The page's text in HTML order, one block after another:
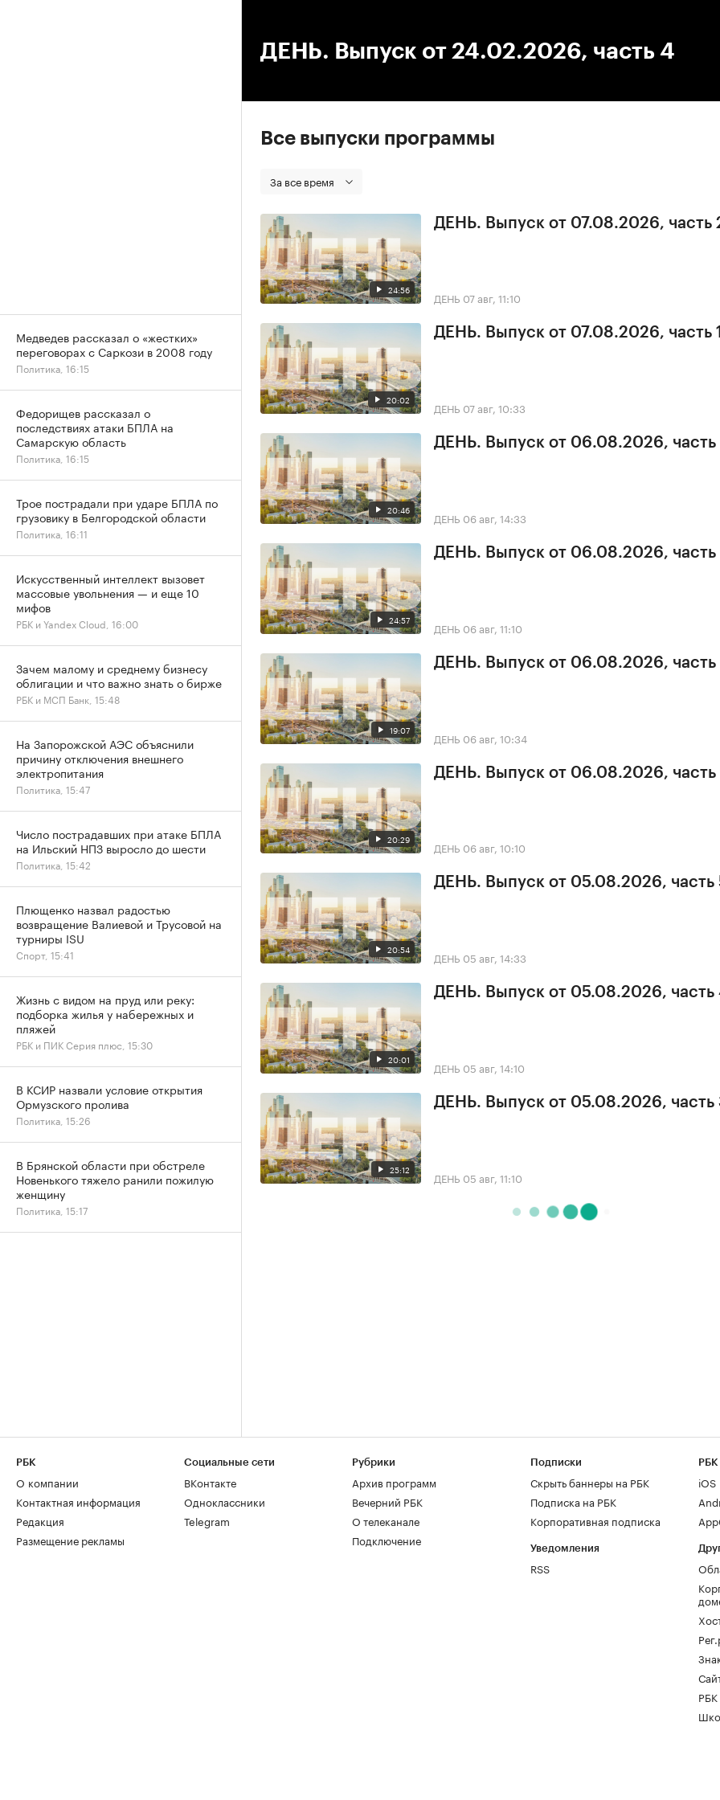
ДЕНЬ. Выпуск от 24.02.2026, часть 4
Все выпуски программы
За все время
24:56
ДЕНЬ. Выпуск от 07.08.2026, часть
ДЕНЬ 07 авг, 11:10
20:02
ДЕНЬ. Выпуск от 07.08.2026, часть 1
ДЕНЬ 07 авг, 10:33
20:46
ДЕНЬ. Выпуск от 06.08.2026, часть
ДЕНЬ 06 авг, 14:33
24:57
ДЕНЬ. Выпуск от 06.08.2026, часть
ДЕНЬ 06 авг, 11:10
19:07
ДЕНЬ. Выпуск от 06.08.2026, часть
ДЕНЬ 06 авг, 10:34
20:29
ДЕНЬ. Выпуск от 06.08.2026, часть
ДЕНЬ 06 авг, 10:10
20:54
ДЕНЬ. Выпуск от 05.08.2026, часть
ДЕНЬ 05 авг, 14:33
20:01
ДЕНЬ. Выпуск от 05.08.2026, часть
ДЕНЬ 05 авг, 14:10
25:12
ДЕНЬ. Выпуск от 05.08.2026, часть
ДЕНЬ 05 авг, 11:10
Медведев рассказал о «жестких»
переговорах с Саркози в 2008 году
Политика, 16:15
Федорищев рассказал о
последствиях атаки БПЛА на
Самарскую область
Политика, 16:15
Трое пострадали при ударе БПЛА по
грузовику в Белгородской области
Политика, 16:11
Искусственный интеллект вызовет
массовые увольнения — и еще 10
мифов
РБК и Yandex Cloud, 16:00
Зачем малому и среднему бизнесу
облигации и что важно знать о бирже
РБК и МСП Банк, 15:48
На Запорожской АЭС объяснили
причину отключения внешнего
электропитания
Политика, 15:47
Число пострадавших при атаке БПЛА
на Ильский НПЗ выросло до шести
Политика, 15:42
Плющенко назвал радостью
возвращение Валиевой и Трусовой на
турниры ISU
Спорт, 15:41
Жизнь с видом на пруд или реку:
подборка жилья у набережных и
пляжей
РБК и ПИК Серия плюс, 15:30
В КСИР назвали условие открытия
Ормузского пролива
Политика, 15:26
В Брянской области при обстреле
Новенького тяжело ранили пожилую
женщину
Политика, 15:17
РБК
О компании
Контактная информация
Редакция
Размещение рекламы
Социальные сети
ВКонтакте
Одноклассники
Telegram
Рубрики
Архив программ
Вечерний РБК
О телеканале
Подключение
Подписки
Скрыть баннеры на РБК
Подписка на РБК
Корпоративная подписка
Уведомления
RSS
РБК
iOS